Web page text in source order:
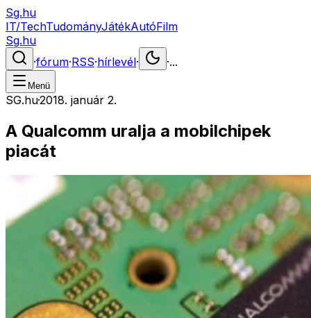
Sg.hu
IT/TechTudományJátékAutóFilm
Sg.hu
·fórum·RSS·hírlevél· ·...
Menü
SG.hu·2018. január 2.
A Qualcomm uralja a mobilchipek
piacát